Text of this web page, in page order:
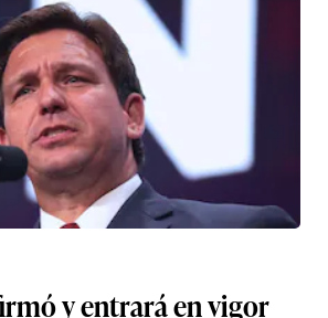
y entrará en vigor